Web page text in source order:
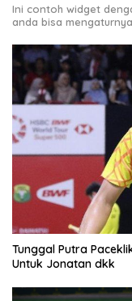
Ini contoh widget
anda bisa
Tunggal Putra
Untuk Jonatan dkk